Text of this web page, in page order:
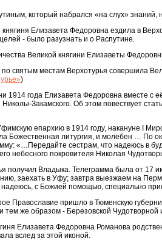
который набрался «на слух» знаний,
Елизавета Федоровна ездила в
- было разузнать и о Распутине.
Великой княгини Елизаветы
святым местам Верхотурья совершила
)
1914 года Елизавета Федоровна вместе с
Закамского. Об этом повествует
епархию в 1914 году, накануне I
Божественная литургия, и молебен … По
«…Передайте сестрам, что надеюсь в
небесного покровителя Николая
получил Владыка. Телеграмма была от
заехать в Уфу; завтра выезжаем на
с Божией помощью, специально
Православие пришло в Тюменскую
же образом - Березовской Чудотворной
Елизавета Федоровна Романова
вслед за этой иконой.